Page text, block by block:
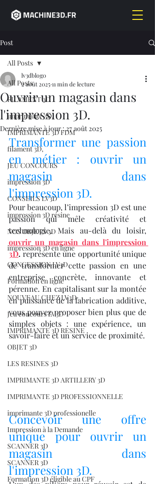
Post
All Posts
FILAMENT 3D
imprimante 3D,
IMPRIMANTE 3D FDM
filament 3D,
JEU CONCOURS
impression 3D
CONSEILS LV3D
impression 3D résine
NOS OBJETS 3D
impression 3D en ligne
CONCESSION LV3D
Formation en ligne
NOUVEAU CHEZ LV3D
Jeu concours LV3D
IMPRIMANTE 3D RESINE
OBJET 3D
LES RESINES 3D
IMPRIMANTE 3D ARTILLERY 3D
IMPRIMANTE 3D PROFESSIONNELLE
imprimante 3D professionelle
Impression à la Demande
SCANNER 3D
SCANNER 3D
Formation 3D éligible au CPF
All Posts
Ouvrir un magasin dans
l'impression 3D.
lv3dblog0
2 août 202511 min de lecture
Dernière mise à jour :27 août 2025
Transformer une passion
en métier : ouvrir un
magasin dans
l'impression 3D.
Pour beaucoup, l’impression 3D est une
passion qui mêle créativité et
ouvrir un magasin dans l'impression
3D. représente une opportunité unique
de transformer cette passion en une
entreprise concrète, innovante et
pérenne. En capitalisant sur la montée
en puissance de la fabrication additive,
vous pouvez proposer bien plus que de
simples objets : une expérience, un
savoir-faire et un service de proximité.
Concevoir une offre
unique pour ouvrir un
magasin dans
l'impression 3D.